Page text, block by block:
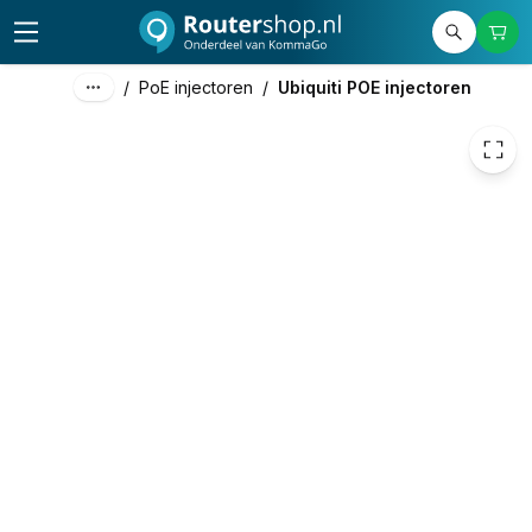
/ PoE injectoren / Ubiquiti POE injectoren
€ 9,90